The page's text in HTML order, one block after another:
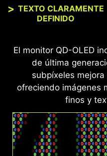
TEXTO CLARAMENTE
DEFINIDO
El monitor QD-OLED
de última
subpíxeles
ofreciendo imágenes
finos y
DisplayHDR™
cobertura del 99%
Delta E ≤ 2,
imágenes
realista para un